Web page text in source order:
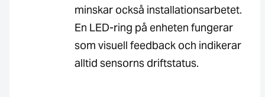
minskar också installationsarbetet.
En LED-ring på enheten fungerar
som visuell feedback och indikerar
alltid sensorns driftstatus.